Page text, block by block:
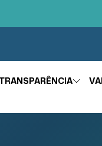
TRANSPARÊNCIA